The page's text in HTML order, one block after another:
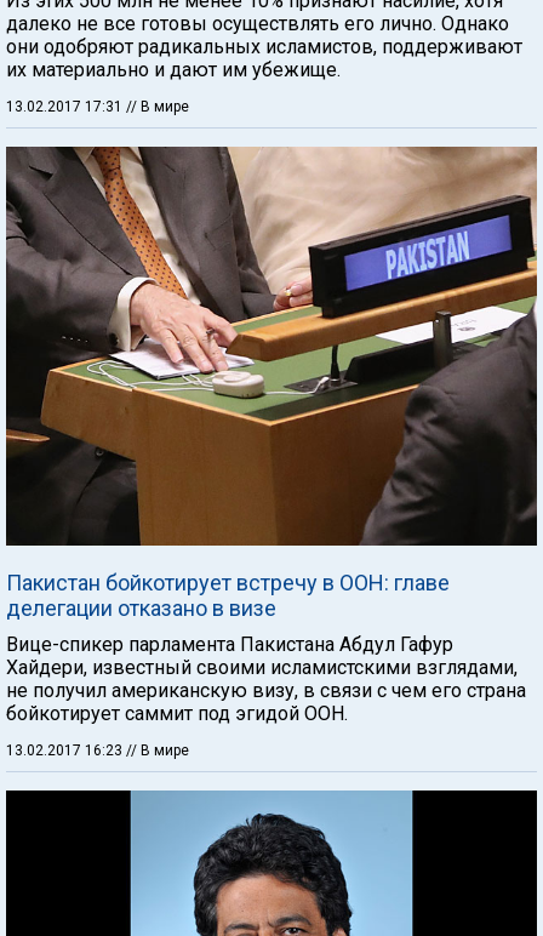
далеко не все готовы осуществлять его лично. Однако
они одобряют радикальных исламистов, поддерживают
их материально и дают им убежище.
13.02.2017 17:31 // В мире
Пакистан бойкотирует встречу в ООН: главе
делегации отказано в визе
Вице-спикер парламента Пакистана Абдул Гафур
Хайдери, известный своими исламистскими взглядами,
не получил американскую визу, в связи с чем его страна
бойкотирует саммит под эгидой ООН.
13.02.2017 16:23 // В мире